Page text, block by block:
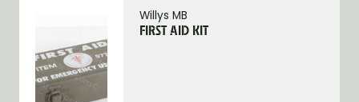
Willys MB
FIRST AID KIT